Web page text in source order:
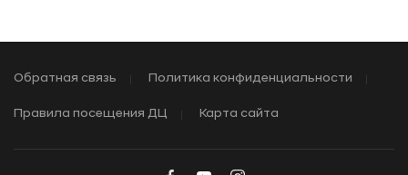
Обратная связь Политика конфиденциальности
Правила посещения ДЦ Карта сайта